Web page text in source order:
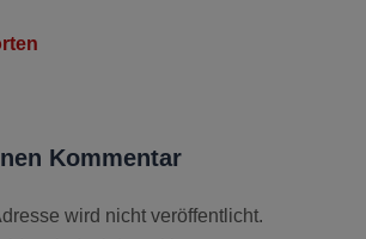
Kommentar
wird nicht veröffentlicht.